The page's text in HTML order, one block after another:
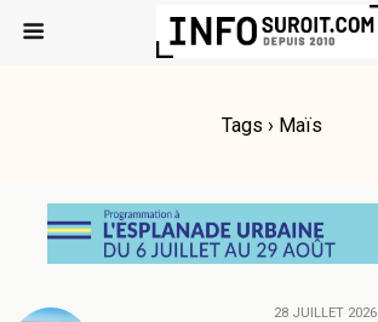
Tags › Maïs
28 JUILLET 2026